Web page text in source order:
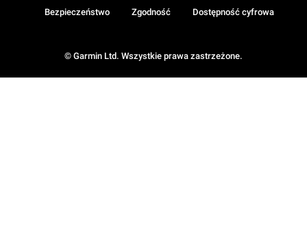
© Garmin Ltd. Wszystkie prawa zastrzeżone.
Bezpieczeństwo Zgodność Dostępność cyfrowa